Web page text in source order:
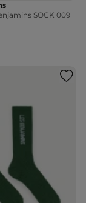
SOCK 009